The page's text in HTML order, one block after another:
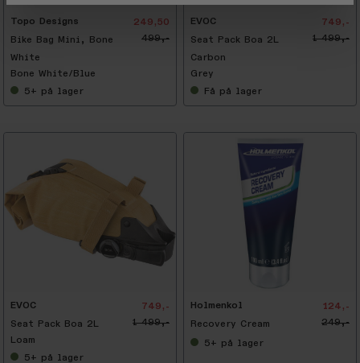
Topo Designs
Bike Bag Mini, Bone
White
249,50
499,-
Bone White/Blue
5+ på lager
EVOC
Seat Pack Boa 2L
Carbon
749,-
1 499,-
Grey
Få på lager
EVOC
Seat Pack Boa 2L
749,-
1 499,-
Loam
5+ på lager
5
Holmenkol
Recovery Cream
124,-
249,-
5+ på lager